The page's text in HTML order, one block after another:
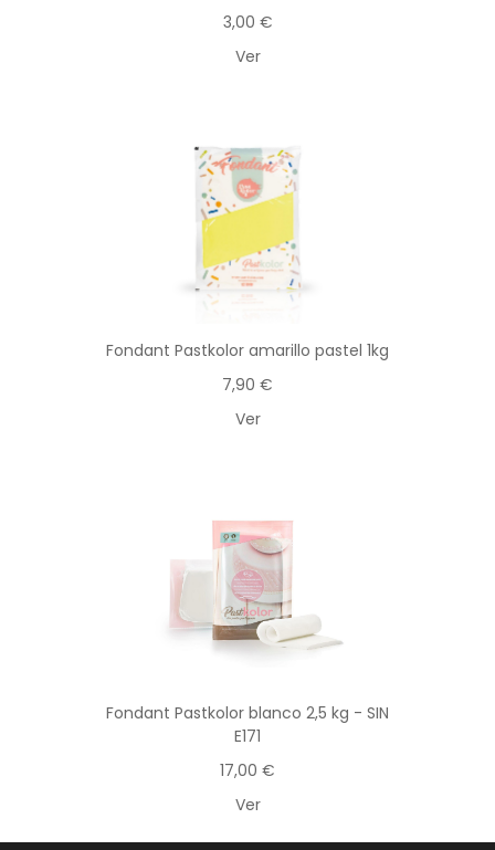
3,00 €
Ver
Fondant Pastkolor amarillo pastel 1kg
7,90 €
Ver
Fondant Pastkolor blanco 2,5 kg - SIN
E171
17,00 €
Ver